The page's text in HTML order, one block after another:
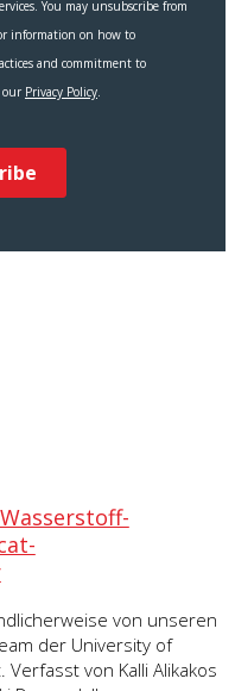
von unseren
der University of
von Kalli Alikakos